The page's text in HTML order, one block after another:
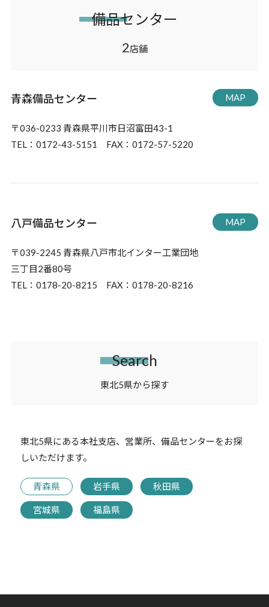
備品センター
2店舗
青森備品センター
〒036-0233 青森県平川市日沼富田43-1
TEL：0172-43-5151 FAX：0172-57-5220
MAP
八戸備品センター
〒039-2245 青森県八戸市北インター工業団地
三丁目2番80号
TEL：0178-20-8215 FAX：0178-20-8216
MAP
Search
東北5県から探す
東北5県にある本社支店、営業所、備品センターをお探
しいただけます。
青森県 岩手県 秋田県
宮城県 福島県